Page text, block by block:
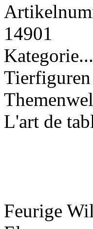
14901
Tierfiguren
L'art de
Feurige